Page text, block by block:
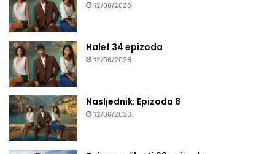
12/06/2026
Halef 34 epizoda
12/06/2026
Nasljednik: Epizoda 8
12/06/2026